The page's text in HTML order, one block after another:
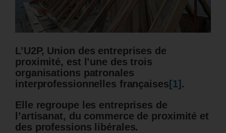
L’U2P, Union des entreprises de
proximité, est l’une des trois
organisations patronales
interprofessionnelles françaises [1] .
Elle regroupe les entreprises de
l’artisanat, du commerce de proximité et
des professions libérales.